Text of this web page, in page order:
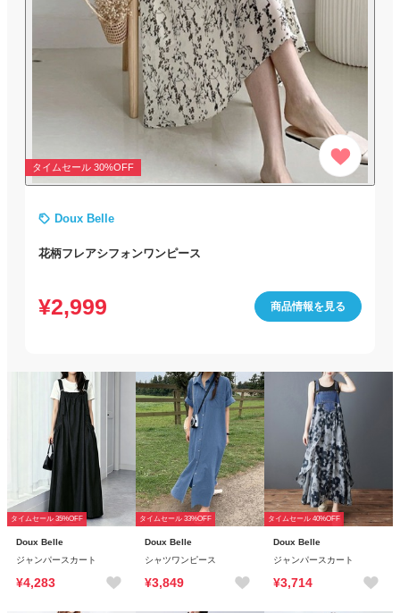
タイムセール 30%OFF
Doux Belle
花柄フレアシフォンワンピース
¥2,999 商品情報を見る
タイムセール 35%OFF
Doux Belle
ジャンパースカート
¥4,283
タイムセール 33%OFF
Doux Belle
シャツワンピース
¥3,849
タイムセール 40%OFF
Doux Belle
ジャンパースカート
¥3,714